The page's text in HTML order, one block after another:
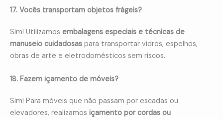
17. Vocês transportam objetos frágeis?
Sim! Utilizamos embalagens especiais e técnicas de
manuseio cuidadosas para transportar vidros, espelhos,
obras de arte e eletrodomésticos sem riscos.
18. Fazem içamento de móveis?
Sim! Para móveis que não passam por escadas ou
elevadores, realizamos içamento por cordas ou